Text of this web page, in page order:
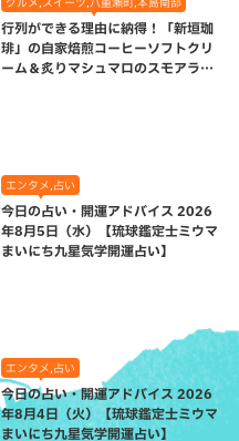
グルメ,スイーツ,八重瀬町,本島南部
行列ができる理由に納得！「新垣珈
琲」の自家焙煎コーヒーソフトクリ
ーム＆炙りマシュマロのスモアラテ
エンタメ,占い
今日の占い・開運アドバイス 2026
年8月5日（水）【琉球鑑定士ミウマ
まいにち九星気学開運占い】
エンタメ,占い
今日の占い・開運アドバイス 2026
年8月4日（火）【琉球鑑定士ミウマ
まいにち九星気学開運占い】